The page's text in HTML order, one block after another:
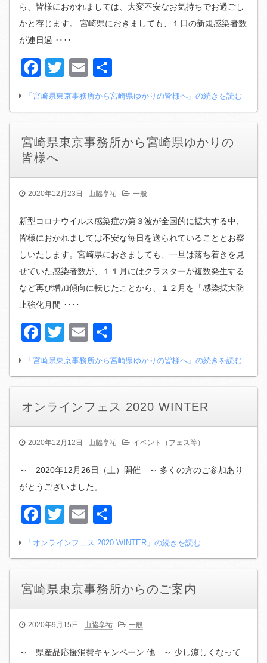
ら、皆様におかれましては、大変不安なお気持ちでお過ごし
かと存じます。 宮崎県におきましても、１日の新規感染者数
が連日過 ‥‥
Facebook
TwitterEmail
有
「宮崎県東京事務所から宮崎県ゆかりの皆様へ」の続きを読む
宮崎県東京事務所から宮崎県ゆかりの
皆様へ
2020年12月23日 山脇享祐 一般
新型コロナウイルス感染症の第３波が全国的に拡大する中、
皆様におかれましては不安な毎日を送られていることとお察
しいたします。宮崎県におきましても、一旦は落ち着きを見
せていた感染者数が、１１月にはクラスターが複数発生する
など再び増加傾向に転じたことから、１２月を「感染拡大防
止強化月間 ‥‥
Facebook
TwitterEmail
有
「宮崎県東京事務所から宮崎県ゆかりの皆様へ」の続きを読む
オンラインフェス 2020 WINTER
2020年12月12日 山脇享祐 イベント（フェス等）
～ 2020年12月26日（土）開催 ～ 多くの方のご参加あり
がとうございました。
Facebook
TwitterEmail
「オンラインフェス 2020 WINTER」の続きを読む
宮崎県東京事務所からのご案内
2020年9月15日 山脇享祐 一般
～ 県産品応援消費キャンペーン 他 ～ 少し涼しくなって